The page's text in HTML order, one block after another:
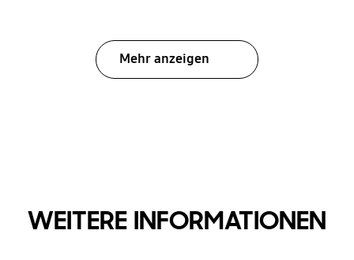
Mehr anzeigen
WEITERE INFORMATIONEN